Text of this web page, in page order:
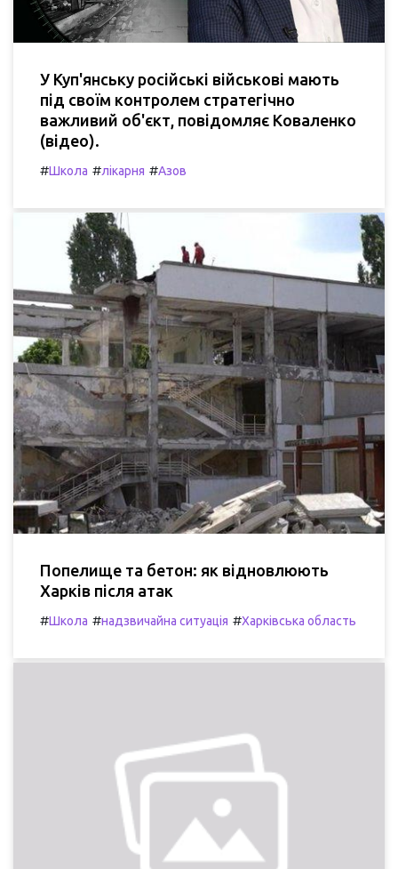
У Куп'янську російські військові мають
під своїм контролем стратегічно
важливий об'єкт, повідомляє Коваленко
(відео).
#Школа #лікарня #Азов
Попелище та бетон: як відновлюють
Харків після атак
#Школа #надзвичайна ситуація #Харківська область